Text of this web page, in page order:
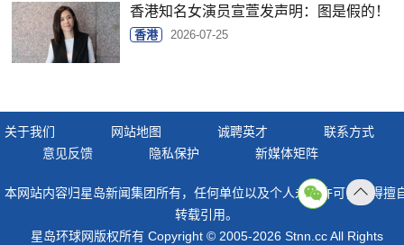
香港知名女演员宣萱发声明：图是假的！
香港 2026-07-25
关于我们 网站地图 诚聘英才
联系方式
意见反馈
隐私保护 新媒体矩阵
本网站内容归星岛新闻集团所有，任何单位以及个人未经许可，不得擅
转载引用。
星岛环球网版权所有 Copyright © 2005-2026 Stnn.cc All Rights
顶部